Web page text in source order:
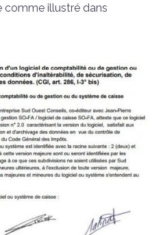
comme illustré dans